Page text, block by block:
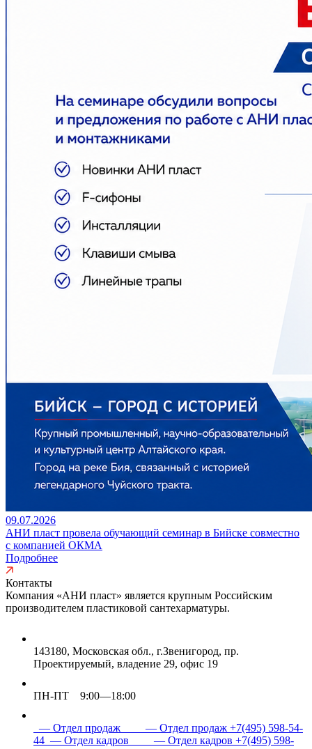
09.07.2026
АНИ пласт провела обучающий семинар в Бийске совместно
с компанией ОКМА
Подробнее
Контакты
Компания «АНИ пласт» является крупным Российским
производителем пластиковой сантехарматуры.
143180, Московская обл., г.Звенигород, пр.
Проектируемый, владение 29, офис 19
ПН-ПТ 9:00—18:00
— Отдел продаж — Отдел продаж +7(495) 598-54-
44 — Отдел кадров — Отдел кадров +7(495) 598-